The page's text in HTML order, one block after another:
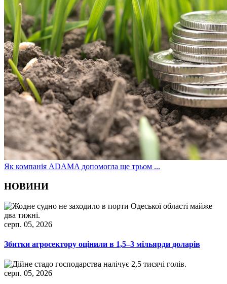
Як компанія ADAMA допомогла ще трьом ...
НОВИНИ
серп. 05, 2026
Збитки агросектору оцінили в 1,5–3 мільярди доларів
серп. 05, 2026